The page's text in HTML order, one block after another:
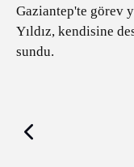
Gaziantep'te görev
Yıldız, kendisine
sundu.